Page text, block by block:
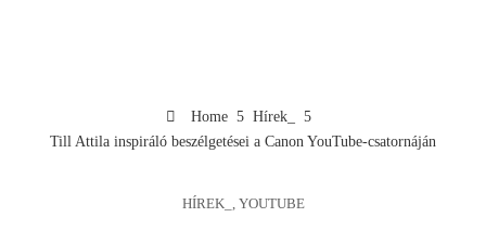
Home
Hírek_
Till Attila inspiráló beszélgetései a Canon YouTube-csatornáján
HÍREK_ , YOUTUBE